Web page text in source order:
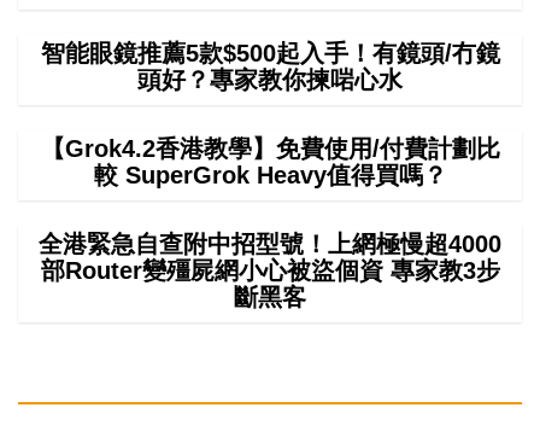
智能眼鏡推薦5款$500起入手！有鏡頭/冇鏡
頭好？專家教你揀啱心水
【Grok4.2香港教學】免費使用/付費計劃比
較 SuperGrok Heavy值得買嗎？
全港緊急自查附中招型號！上網極慢超4000
部Router變殭屍網小心被盜個資 專家教3步
斷黑客